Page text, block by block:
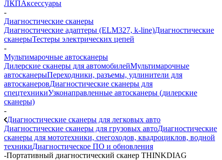
ЛКПАксессуары
-
Диагностические сканеры
Диагностические адаптеры (ELM327, k-line)Диагностические
сканерыТестеры электрических цепей
-
Мультимарочные автосканеры
Дилерские сканеры для автомобилейМультимарочные
автосканерыПереходники, разъемы, удлинители для
автосканеровДиагностические сканеры для
спецтехникиУзконаправленные автосканеры (дилерские
сканеры)
-
Диагностические сканеры для легковых авто
Диагностические сканеры для грузовых автоДиагностические
сканеры для мототехники, снегоходов, квадроциклов, водной
техникиДиагностическое ПО и обновления
-Портативный диагностический сканер THINKDIAG